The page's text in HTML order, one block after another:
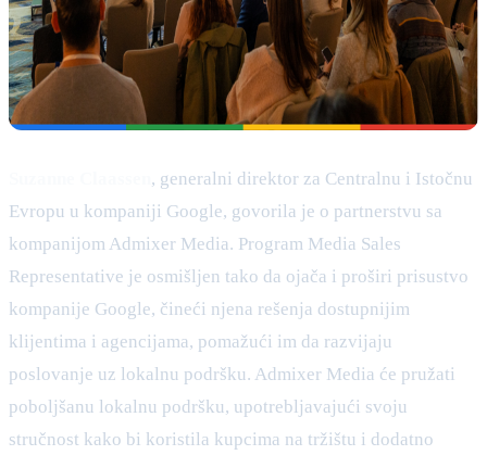
, generalni direktor za Centralnu i Istočnu
Evropu u kompaniji Google, govorila je o partnerstvu sa
kompanijom Admixer Media. Program Media Sales
Representative je osmišljen tako da ojača i proširi prisustvo
kompanije Google, čineći njena rešenja dostupnijim
klijentima i agencijama, pomažući im da razvijaju
poslovanje uz lokalnu podršku. Admixer Media će pružati
poboljšanu lokalnu podršku, upotrebljavajući svoju
stručnost kako bi koristila kupcima na tržištu i dodatno